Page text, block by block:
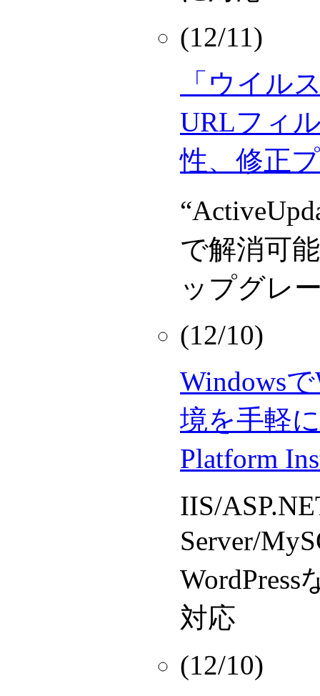
(12/11)
「ウイル
URLフィ
性、修正
で解消可
ップグレ
(12/10)
Windows
境を手軽
Platform
IIS/
Server/
対応
(12/10)